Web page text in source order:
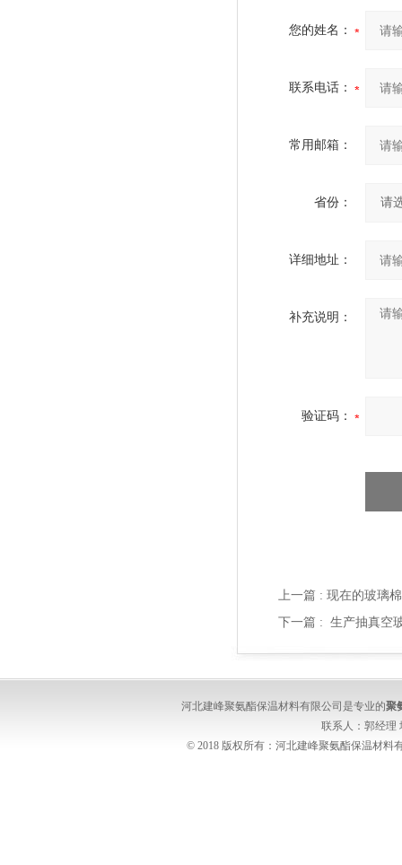
您的姓名：
联系电话：
常用邮箱：
省份：
详细地址：
补充说明：
验证码：
上一篇 : 现在的玻璃
下一篇 : 生产抽真空
河北建峰聚氨酯保温材料有限公司是专业的聚
联系人：郭经理
© 2018 版权所有：河北建峰聚氨酯保温材